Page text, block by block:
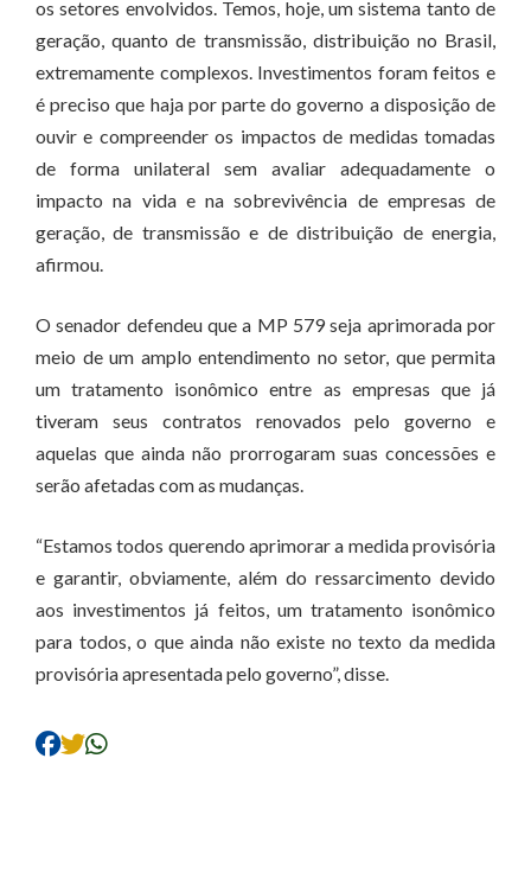
os setores envolvidos. Temos, hoje, um sistema tanto de
geração, quanto de transmissão, distribuição no Brasil,
extremamente complexos. Investimentos foram feitos e
é preciso que haja por parte do governo a disposição de
ouvir e compreender os impactos de medidas tomadas
de forma unilateral sem avaliar adequadamente o
impacto na vida e na sobrevivência de empresas de
geração, de transmissão e de distribuição de energia,
afirmou.
O senador defendeu que a MP 579 seja aprimorada por
meio de um amplo entendimento no setor, que permita
um tratamento isonômico entre as empresas que já
tiveram seus contratos renovados pelo governo e
aquelas que ainda não prorrogaram suas concessões e
serão afetadas com as mudanças.
“Estamos todos querendo aprimorar a medida provisória
e garantir, obviamente, além do ressarcimento devido
aos investimentos já feitos, um tratamento isonômico
para todos, o que ainda não existe no texto da medida
provisória apresentada pelo governo”, disse.